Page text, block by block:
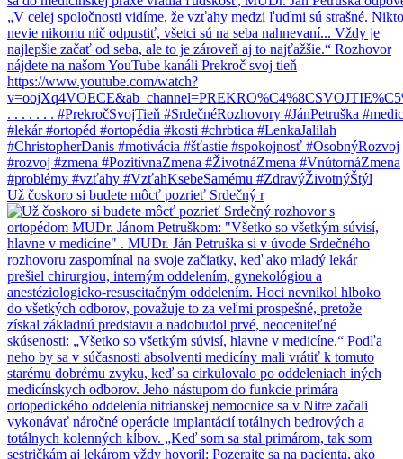
Už čoskoro si budete môcť pozrieť Srdečný r